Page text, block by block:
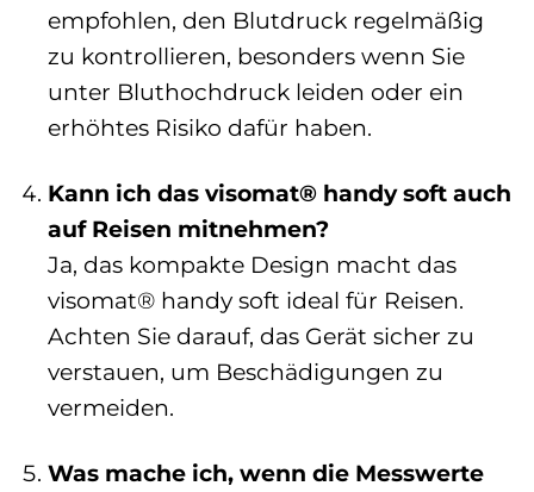
empfohlen, den Blutdruck regelmäßig
zu kontrollieren, besonders wenn Sie
unter Bluthochdruck leiden oder ein
erhöhtes Risiko dafür haben.
Kann ich das visomat® handy soft auch
auf Reisen mitnehmen?
Ja, das kompakte Design macht das
visomat® handy soft ideal für Reisen.
Achten Sie darauf, das Gerät sicher zu
verstauen, um Beschädigungen zu
vermeiden.
Was mache ich, wenn die Messwerte